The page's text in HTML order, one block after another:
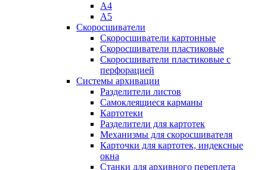
А4
А5
Скоросшиватели
Скоросшиватели картонные
Скоросшиватели пластиковые
Скоросшиватели пластиковые с
перфорацией
Системы архивации
Разделители листов
Самоклеящиеся карманы
Картотеки
Разделители для картотек
Механизмы для скоросшивателя
Карточки для картотек, индексные
окна
Станки для архивного переплета